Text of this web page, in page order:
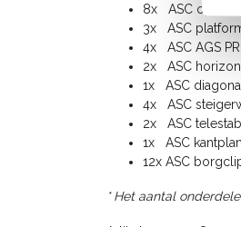
8x ASC
3x ASC
4x ASC AGS
2x ASC
1x ASC
4x ASC
2x ASC
1x ASC
12x ASC
* Het aantal